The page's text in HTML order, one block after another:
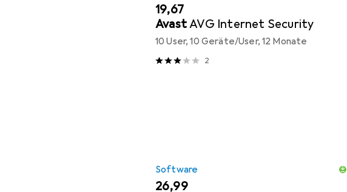
EUR
19,67
AvastAVG Internet Security
10 User, 10 Geräte/User, 12 Monate
2
Software
EUR
26,99